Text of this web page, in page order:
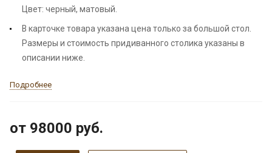
Цвет: черный, матовый.
В карточке товара указана цена только за большой стол.
Размеры и стоимость придиванного столика указаны в
описании ниже.
Подробнее
от 98000 руб.